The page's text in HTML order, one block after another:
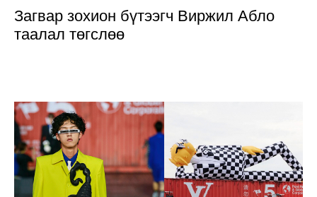
Загвар зохион бүтээгч Виржил Абло
таалал төгслөө